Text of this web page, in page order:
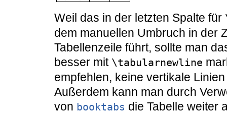
Weil das in der letzten Spalte für
dem manuellen Umbruch in der
Tabellenzeile führt, sollte man
besser mit \tabularnewline
empfehlen, keine vertikale
Außerdem kann man durch
von booktabs die Tabelle weiter